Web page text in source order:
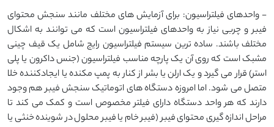
- واحدهای فیلتراسیون: برای آزمایش های مختلف مانند سنجش محتوای
فیبر و چربی نیاز به واحدهای فیلتراسیون است که می توانند به اشکال
مختلف باشند. ساده ترین سیستم فیلتراسیون رایج شامل یک قیف چینی
مشبک است که روی آن یک پارچه مناسب فیلتراسیون (جنس داکرون یا پلی
استر) قرار می گیرد و یک ارلن یا بشر از کنار به پمپ مکنده یا ایجادکننده خلا
متصل می شود. اما امروزه دستگاه های اتوماتیک سنجش فیبر هم وجود
دارند که هر واحد دستگاه دارای فیلتر مخصوص است و کمک می کند تا
مراحل اندازه گیری محتوای فیبر (فیبر خام یا فیبر محلول در شوینده خنثی یا